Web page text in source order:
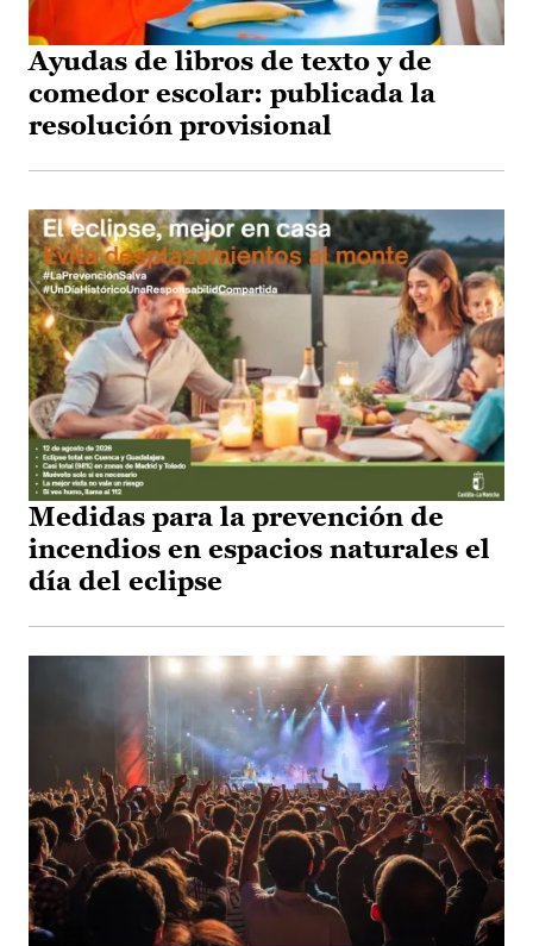
Ayudas de libros de texto y de
comedor escolar: publicada la
resolución provisional
Medidas para la prevención de
incendios en espacios naturales el
día del eclipse